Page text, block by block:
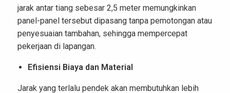
jarak antar tiang sebesar 2,5 meter memungkinkan
panel-panel tersebut dipasang tanpa pemotongan atau
penyesuaian tambahan, sehingga mempercepat
pekerjaan di lapangan.
Efisiensi Biaya dan Material
Jarak yang terlalu pendek akan membutuhkan lebih